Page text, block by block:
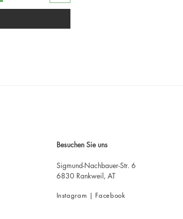
Besuchen Sie uns
Sigmund-Nachbauer-Str. 6
6830 Rankweil, AT
Instagram | Facebook